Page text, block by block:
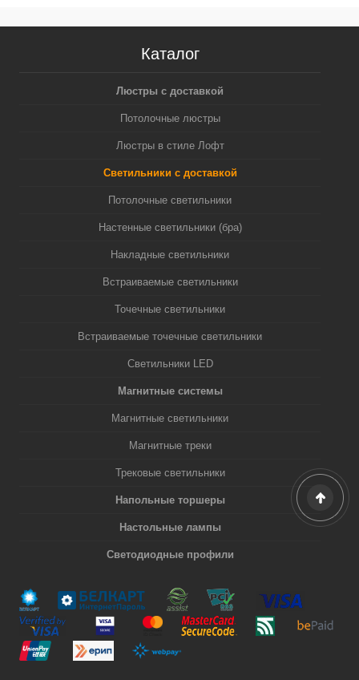
Каталог
Люстры с доставкой
Потолочные люстры
Люстры в стиле Лофт
Светильники с доставкой
Потолочные светильники
Настенные светильники (бра)
Накладные светильники
Встраиваемые светильники
Точечные светильники
Встраиваемые точечные светильники
Светильники LED
Магнитные системы
Магнитные светильники
Магнитные треки
Трековые светильники
Напольные торшеры
Настольные лампы
Светодиодные профили